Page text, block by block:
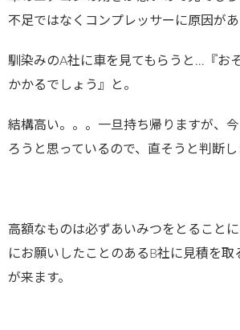
不足ではなくコンプレッサーに原因があ
馴染みのA社に車を見てもらうと…『お
かかるでしょう』と。
結構高い。。。一旦持ち帰りますが、
ろうと思っているので、直そうと判断し
高額なものは必ずあいみつをとること
にお願いしたことのあるB社に見積を取
が来ます。